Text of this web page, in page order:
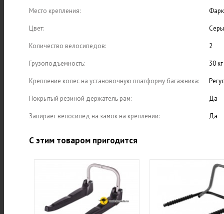
Место крепления:
Цвет:
Количество велосипедов: 2
Грузоподъемность: 30 кг
Крепление колес на установочную платформу багажника:
Покрытый резиной держатель рам: Да
Запирает велосипед на замок на креплении: Да
С этим товаром пригодится